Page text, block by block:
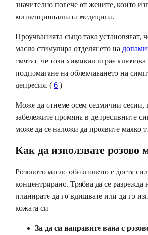
значително повече от жените, които
конвенционалната медицина.
Проучванията също така установяват,
масло стимулира отделянето на
смятат, че този химикал играе ключова
подпомагане на облекчаването на
депресия. ( 6 )
Може да отнеме осем седмични сесии,
забележите промяна в депресивните
може да се наложи да проявите малко
Как да използвате розово
Розовото масло обикновено е доста
концентрирано. Трябва да се разрежда
планирате да го вдишвате или да го
кожата си.
За да си направите вана с